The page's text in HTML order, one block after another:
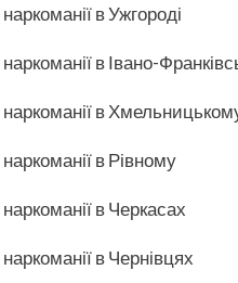
в Ужгороді
в Івано-
наркоманії в
в Рівному
в Черкасах
в Чернівцях